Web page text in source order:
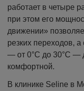
работает в четыре
при этом его
движении»
резких переходов,
— от 0°C до 30°C —
комфортной.
В клинике Seline в